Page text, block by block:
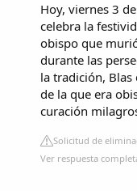
Hoy, viernes 3
celebra la
obispo que
durante las
la tradición, Blas
de la que era
curación
Solicitud de
Ver respuesta